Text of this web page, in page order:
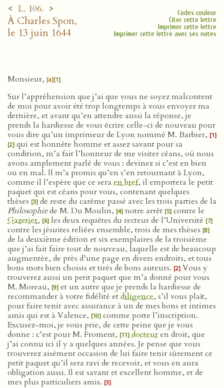
< L. 106. >
À Charles Spon,
le 13 juin 1644
Codes couleur
Citer cette lettre
Imprimer cette lettre
Imprimer cette lettre avec ses notes
Monsieur, [a][1]
Sur l’appréhension que j’ai que vous ne soyez malcontent
de moi pour avoir été trop longtemps à vous envoyer ma
dernière, et avant qu’en attendre aussi la réponse, je
prends la hardiesse de vous écrire celle-ci de nouveau pour
vous dire qu’un imprimeur de Lyon nommé M. Barbier, [1]
[2] qui est honnête homme et assez savant pour sa
condition, m’a fait l’honneur de me visiter céans, où nous
avons amplement parlé de vous : devinez si c’est en bien
ou en mal. Il m’a promis qu’en s’en retournant à Lyon,
comme il l’espère que ce sera en bref, il emportera le petit
paquet qui est céans pour vous, contenant quelques
thèses [3] de reste du carême passé avec les trois parties de la
Philosophiede M. Du Moulin, [4] notre arrêt [5] contre le
Gazetier, [6] les deux requêtes du recteur de l’Université [7]
contre les jésuites reliées ensemble, trois de mes thèses [8]
de la deuxième édition et six exemplaires de la troisième
que j’ai fait faire tout de nouveau, laquelle est de beaucoup
augmentée, de près d’une page en divers endroits, et tous
bons mots bien choisis et tirés de bons auteurs. [2] Vous y
trouverez aussi un petit paquet que m’a donné pour vous
M. Moreau, [9] et un autre que je prends la hardiesse de
recommander à votre fidélité etdiligence, s’il vous plaît,
pour faire tenir avec assurance à un de mes bons et intimes
amis qui est à Valence, [10] comme porte l’inscription.
Excusez-moi, je vous prie, de cette peine que je vous
donne : c’est pour M. Froment, [11] docteuren droit, que
j’ai connu ici il y a quelques années. Je pense que vous
trouverez aisément occasion de lui faire tenir sûrement ce
petit paquet qu’il sera ravi de recevoir, et vous en aura
obligation aussi. Il est savant et excellent homme, et de
mes plus particuliers amis. [3]